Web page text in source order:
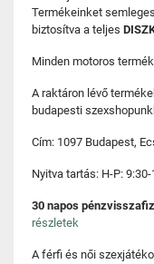
Termékeinket
biztosítva a teljes
Minden motoros
A raktáron lévő
budapesti
Cím: 1097 Budapest,
Nyitva tartás: H-P: 9:30-
30 napos
részletek
A férfi és női